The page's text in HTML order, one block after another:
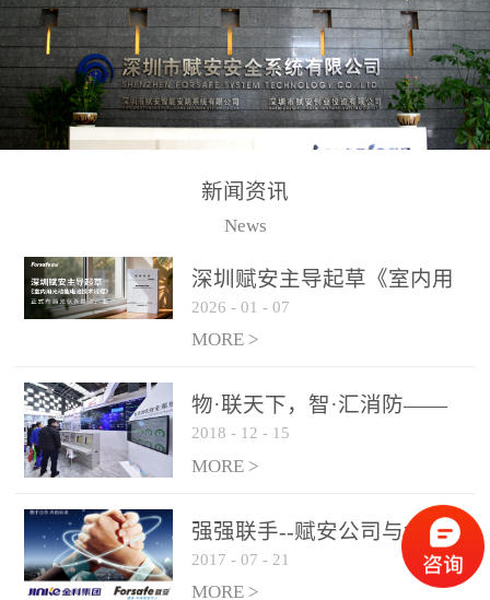
测方法已无法满足要求。
尤其是目前众多的大型影
剧院、会议展览中心、体
育馆、大型仓库和隧道空
间等，其建筑结构特殊、
火灾隐患多。一旦发生火
传统的火灾关测器无法被
及时缺发，不能及早发现
和有效扑救火火，这不仅
力和闲难，同时也将造成
巨大的经济损失和社会影
响，基至还会造成人员伤
亡。图像型火灾探测器正
是针对这种高大空间建筑
物的消防设施、设备通过
现场图像的实时获取、预
校验的总线传输技术、线
路状态检测与保护技术、
后向光电感烟探测技术、
高可靠的系统抗干扰技术
等多项专利技术和专有技
警领域三十多年技术积累
和工程实践的结晶。
新闻资讯
News
深圳赋安主导起草《室内用
光动能电池技术规程》 正式
布局光伏新能源产业
2026 - 01 - 07
MORE >
物·联天下，智·汇消防——
赋安F&S 2018上海消防展圆
满落幕
2018 - 12 - 15
MORE >
强强联手--赋安公司与金科
集团达成战略合作协议
2017 - 07 - 21
MORE >